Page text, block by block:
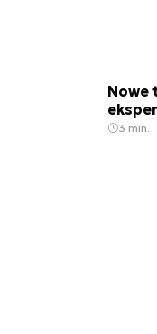
Nowe
3 min.